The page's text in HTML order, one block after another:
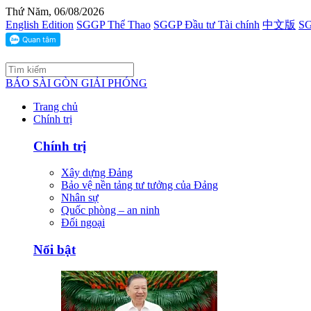
Thứ Năm, 06/08/2026
English Edition SGGP Thể Thao SGGP Đầu tư Tài chính 中文版
BÁO SÀI GÒN GIẢI PHÓNG
Trang chủ
Chính trị
Chính trị
Xây dựng Đảng
Bảo vệ nền tảng tư tưởng của Đảng
Nhân sự
Quốc phòng – an ninh
Đối ngoại
Nổi bật